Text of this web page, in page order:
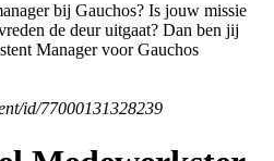
bij Gauchos? Is jouw missie
de deur uitgaat? Dan ben jij
Manager voor Gauchos